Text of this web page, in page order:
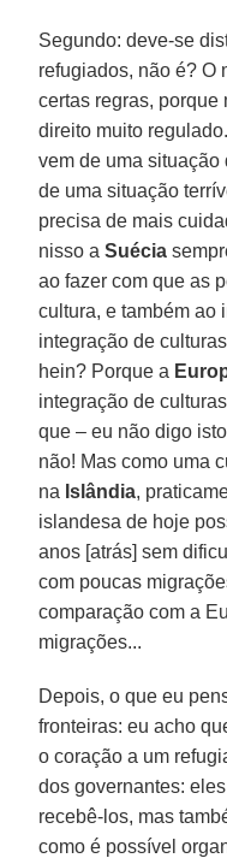
Segundo: deve-se
refugiados, não é? O
certas regras, porque
direito muito
vem de uma situação
de uma situação
precisa de mais
nisso aSuécia
ao fazer com que as
cultura, e também ao
integração de
hein? Porque a
integração de
que – eu não digo
não! Mas como uma
na Islândia,
islandesa de hoje
anos [atrás] sem
com poucas
comparação com a
migrações...
Depois, o que eu
fronteiras: eu acho
o coração a um
dos governantes:
recebê-los, mas
como é possível